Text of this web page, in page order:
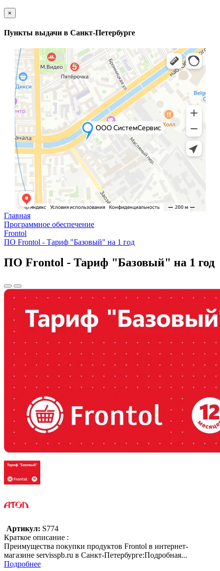
×
Пункты выдачи в Санкт-Петербурге
Главная
Программное обеспечение
Frontol
ПО Frontol - Тариф "Базовый" на 1 год
ПО Frontol - Тариф "Базовый" на 1 год
Артикул: S774
Краткое описание :
Преимущества покупки продуктов Frontol в интернет-
магазине servisspb.ru в Санкт-Петербурге:Подробная...
Подробнее